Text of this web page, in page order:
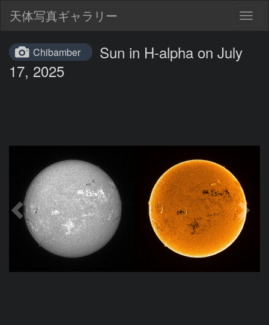
天体写真ギャラリー
Chibamber
Sun in H-alpha on July
17, 2025